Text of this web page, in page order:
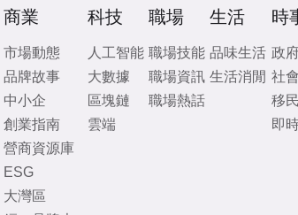
商業
市場動態
品牌故事
中小企
創業指南
營商資源庫
ESG
大灣區
科技
人工智能
大數據
區塊鏈
雲端
職場
職場技能
職場資訊
職場熱話
生活
品味生活
生活消閒
時
政
社
移
即